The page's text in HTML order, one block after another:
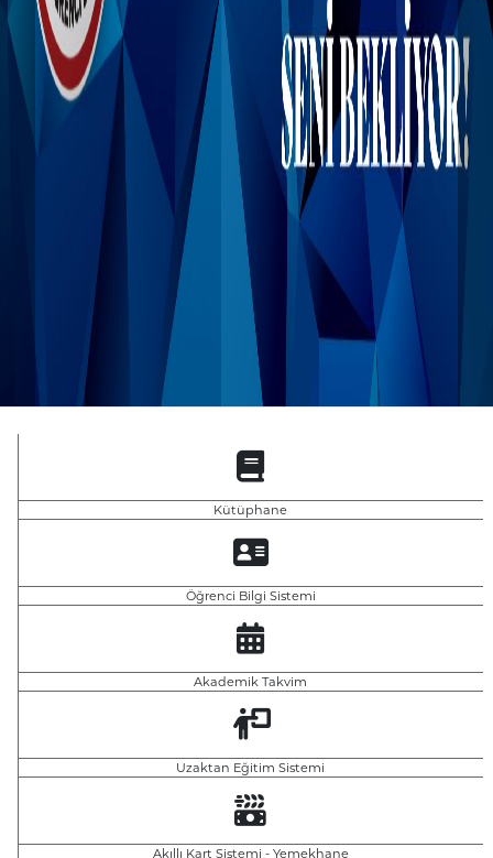
Kütüphane
Öğrenci Bilgi Sistemi
Akademik Takvim
Uzaktan Eğitim Sistemi
Akıllı Kart Sistemi - Yemekhane